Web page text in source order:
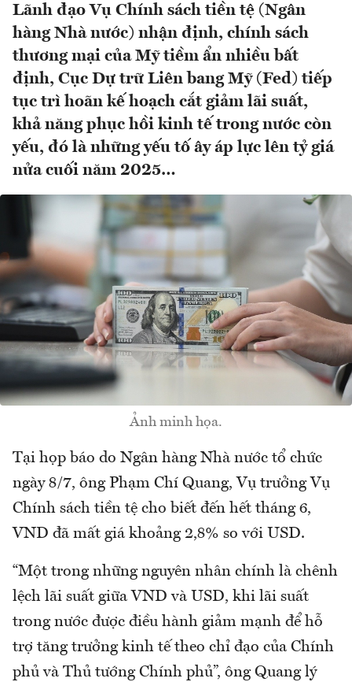
Lãnh đạo Vụ Chính sách tiền tệ (Ngân
hàng Nhà nước) nhận định, chính sách
thương mại của Mỹ tiềm ẩn nhiều bất
định, Cục Dự trữ Liên bang Mỹ (Fed) tiếp
tục trì hoãn kế hoạch cắt giảm lãi suất,
khả năng phục hồi kinh tế trong nước còn
yếu, đó là những yếu tố ây áp lực lên tỷ giá
nửa cuối năm 2025…
Ảnh minh họa.
Tại họp báo do Ngân hàng Nhà nước tổ chức
ngày 8/7, ông Phạm Chí Quang, Vụ trưởng Vụ
Chính sách tiền tệ cho biết đến hết tháng 6,
VND đã mất giá khoảng 2,8% so với USD.
“Một trong những nguyên nhân chính là chênh
lệch lãi suất giữa VND và USD, khi lãi suất
trong nước được điều hành giảm mạnh để hỗ
trợ tăng trưởng kinh tế theo chỉ đạo của Chính
phủ và Thủ tướng Chính phủ”, ông Quang lý